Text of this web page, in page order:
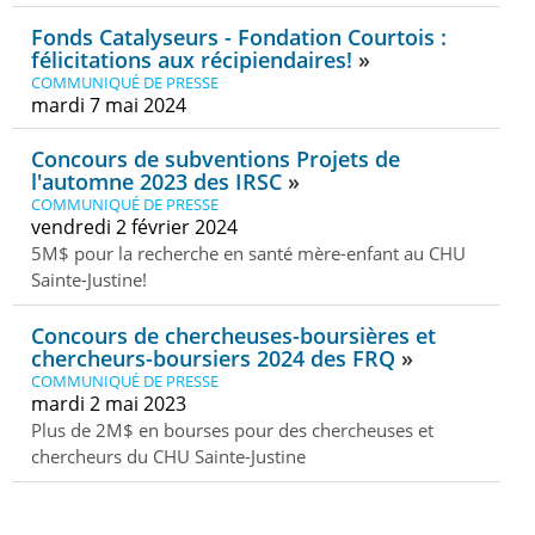
Fonds Catalyseurs - Fondation Courtois :
félicitations aux récipiendaires!
COMMUNIQUÉ DE PRESSE
mardi 7 mai 2024
Concours de subventions Projets de
l'automne 2023 des IRSC
COMMUNIQUÉ DE PRESSE
vendredi 2 février 2024
5M$ pour la recherche en santé mère-enfant au CHU
Sainte-Justine!
Concours de chercheuses-boursières et
chercheurs-boursiers 2024 des FRQ
COMMUNIQUÉ DE PRESSE
mardi 2 mai 2023
Plus de 2M$ en bourses pour des chercheuses et
chercheurs du CHU Sainte-Justine